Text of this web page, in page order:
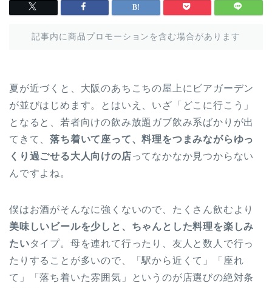
記事内に商品プロモーションを含む場合があります
夏が近づくと、大阪のあちこちの屋上にビアガーデン
が並びはじめます。とはいえ、いざ「どこに行こう」
となると、若者向けの飲み放題ガブ飲み系ばかりが出
てきて、落ち着いて座って、料理をつまみながらゆっ
くり過ごせる大人向けの店ってなかなか見つからない
んですよね。
僕はお酒がそんなに強くないので、たくさん飲むより
美味しいビールを少しと、ちゃんとした料理を楽しみ
たいタイプ。母を連れて行ったり、友人と数人で行っ
たりすることが多いので、「駅から近くて」「座れ
て」「落ち着いた雰囲気」というのが店選びの絶対条